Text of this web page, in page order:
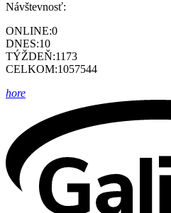
Návštevnosť:
ONLINE:0
DNES:10
TÝŽDEŇ:1173
CELKOM:1057544
hore